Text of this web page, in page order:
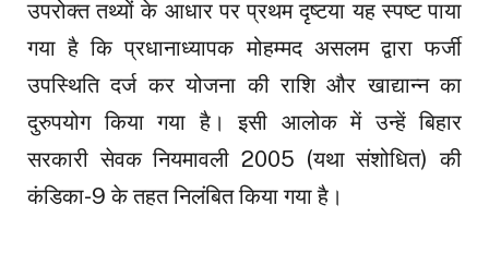
उपरोक्त तथ्यों के आधार पर प्रथम दृष्टया यह स्पष्ट पाया
गया है कि प्रधानाध्यापक मोहम्मद असलम द्वारा फर्जी
उपस्थिति दर्ज कर योजना की राशि और खाद्यान्न का
दुरुपयोग किया गया है। इसी आलोक में उन्हें बिहार
सरकारी सेवक नियमावली 2005 (यथा संशोधित) की
कंडिका-9 के तहत निलंबित किया गया है।